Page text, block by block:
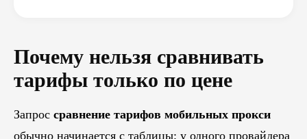
Почему нельзя сравнивать
тарифы только по цене
Запрос сравнение тарифов мобильных прокси
обычно начинается с таблицы: у одного провайдера